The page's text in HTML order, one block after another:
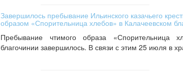
Завершилось пребывание Ильинского казачьего
образом «Спорительница хлебов» в Калачеевском
Пребывание чтимого образа «Спорительница
благочинии завершилось. В связи с этим 25 июля в